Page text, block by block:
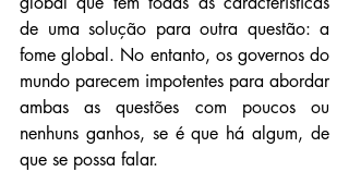
de uma solução para outra questão: a
fome global. No entanto, os governos do
mundo parecem impotentes para abordar
ambas as questões com poucos ou
nenhuns ganhos, se é que há algum, de
que se possa falar.